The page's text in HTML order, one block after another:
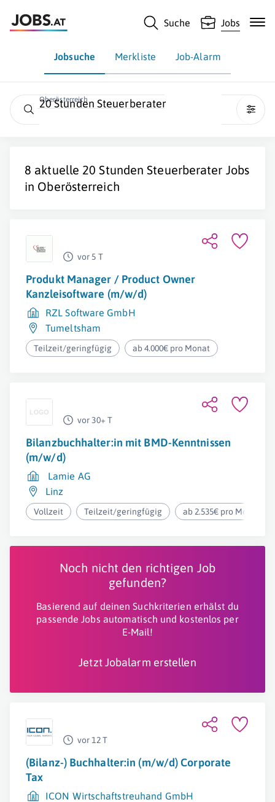
Suche Jobs
Jobsuche Merkliste Job-Alarm
Oberösterreich
20 Stunden Steuerberater
8 aktuelle 20 Stunden Steuerberater Jobs
in Oberösterreich
vor 5 T
Produkt Manager / Product Owner
Kanzleisoftware (m/w/d)
RZL Software GmbH
Tumeltsham
Teilzeit/geringfügig ab 4.000€ pro Monat
vor 30+ T
Bilanzbuchhalter:in mit BMD-Kenntnissen
(m/w/d)
Lamie AG
Linz
Vollzeit Teilzeit/geringfügig ab 2.535€ pro Monat
Noch nicht den richtigen Job
gefunden?
Basierend auf deinen Suchkriterien erhälst du
passende Jobs automatisch und kostenlos per
E-Mail!
Jetzt Jobalarm erstellen
vor 12 T
(Bilanz-) Buchhalter:in (m/w/d) Corporate
Tax
ICON Wirtschaftstreuhand GmbH